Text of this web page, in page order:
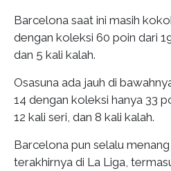
Barcelona saat ini masih
dengan koleksi 60 poin dari
dan 5 kali kalah.
Osasuna ada jauh di
14 dengan koleksi hanya 33
12 kali seri, dan 8 kali kalah.
Barcelona pun selalu
terakhirnya di La Liga,